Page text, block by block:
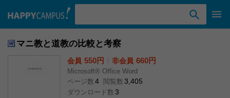
マニ教と道教の比較と考察
会員 550円 非会員 660円
Microsoft® Office Word
ページ数 4 閲覧数 3,405
ダウンロード数 3